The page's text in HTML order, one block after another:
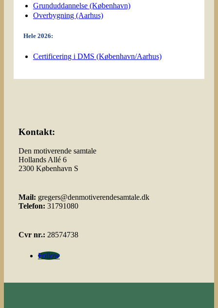
Grunduddannelse (København)
Overbygning (Aarhus)
Hele 2026:
Certificering i DMS (København/Aarhus)
Kontakt:
Den motiverende samtale
Hollands Allé 6
2300 København S
Mail: gregers@denmotiverendesamtale.dk
Telefon: 31791080
Cvr nr.: 28574738
Follow